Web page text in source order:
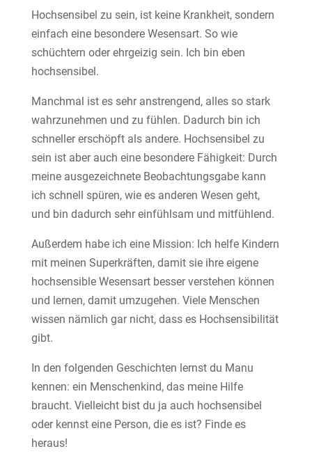
Hochsensibel zu sein, ist keine Krankheit, sondern
einfach eine besondere Wesensart. So wie
schüchtern oder ehrgeizig sein. Ich bin eben
hochsensibel.
Manchmal ist es sehr anstrengend, alles so stark
wahrzunehmen und zu fühlen. Dadurch bin ich
schneller erschöpft als andere. Hochsensibel zu
sein ist aber auch eine besondere Fähigkeit: Durch
meine ausgezeichnete Beobachtungsgabe kann
ich schnell spüren, wie es anderen Wesen geht,
und bin dadurch sehr einfühlsam und mitfühlend.
Außerdem habe ich eine Mission: Ich helfe Kindern
mit meinen Superkräften, damit sie ihre eigene
hochsensible Wesensart besser verstehen können
und lernen, damit umzugehen. Viele Menschen
wissen nämlich gar nicht, dass es Hochsensibilität
gibt.
In den folgenden Geschichten lernst du Manu
kennen: ein Menschenkind, das meine Hilfe
braucht. Vielleicht bist du ja auch hochsensibel
oder kennst eine Person, die es ist? Finde es
heraus!